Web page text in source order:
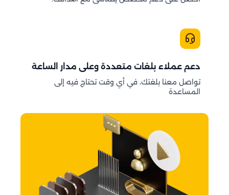
دعم عملاء بلغات متعددة وعلى مدار الساعة
تواصل معنا بلغتك، في أي وقت تحتاج فيه إلى
المساعدة